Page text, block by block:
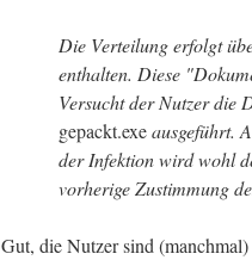
Die Verteilung erfolgt
enthalten. Diese
Versucht der Nutzer die
gepackt.exeausgeführt.
der Infektion wird wohl
vorherige Zustimmung
Gut, die Nutzer sind